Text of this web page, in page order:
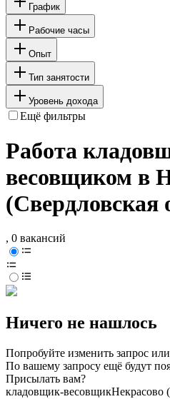
График
Рабочие часы
Опыт
Тип занятости
Уровень дохода
Ещё фильтры
Работа
весовщиком в
(Свердловская
, 0 вакансий
Ничего не нашлось
Попробуйте изменить запрос
По вашему запросу ещё будут
Присылать вам?
кладовщик-весовщикНекрасово